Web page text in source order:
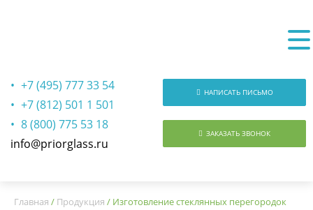
+7 (495) 777 33 54
+7 (812) 501 1 501
8 (800) 775 53 18
info@priorglass.ru
НАПИСАТЬ ПИСЬМО
ЗАКАЗАТЬ ЗВОНОК
Главная / Продукция / Изготовление стеклянных перегородок